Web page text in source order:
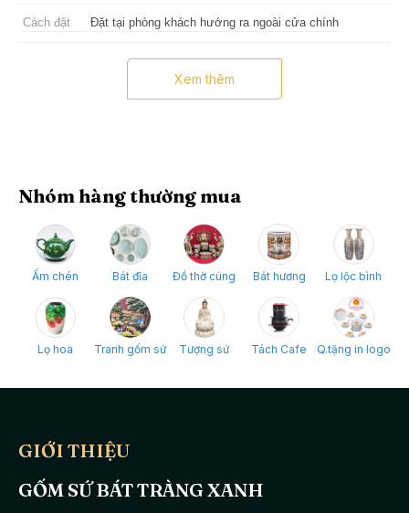
Cách đặt Đặt tại phòng khách hướng ra ngoài cửa chính
Cất trong két sắt, tủ hoặc hộp
Xem thêm
Nhóm hàng thường mua
Ấm chén Bát đĩa Đồ thờ cúng Bát hương Lọ lộc bình
Lọ hoa Tranh gốm sứ Tượng sứ Tách Cafe Q.tặng in logo
GIỚI THIỆU
GỐM SỨ BÁT TRÀNG XANH